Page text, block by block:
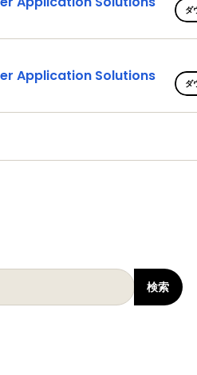
ダ
Application Solutions ダ
検索